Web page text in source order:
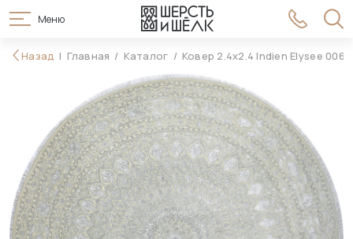
Меню
838 990 ₽ 987 990 ₽ В корзину
Назад Главная Каталог Ковер 2.4x2.4 Indien Elysee